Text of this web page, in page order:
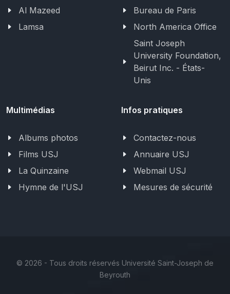
Al Mazeed
Lamsa
Bureau de Paris
North America Office
Saint Joseph
University Foundation,
Beirut Inc. - États-
Unis
Multimédias
Albums photos
Films USJ
La Quinzaine
Hymne de l'USJ
Infos pratiques
Contactez-nous
Annuaire USJ
Webmail USJ
Mesures de sécurité
© 2026 - Tous droits réservés Université Saint-Joseph de
Beyrouth